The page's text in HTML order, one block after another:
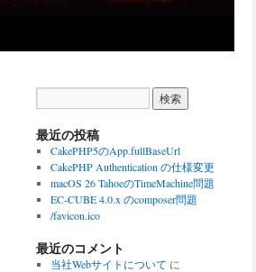
最近の投稿
CakePHP5のApp.fullBaseUrl
CakePHP Authentication の仕様変更
macOS 26 TahoeのTimeMachine問題
EC-CUBE 4.0.x のcomposer問題
/favicon.ico
最近のコメント
当社Webサイトについて に